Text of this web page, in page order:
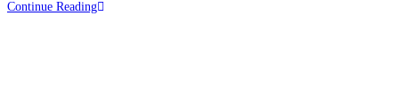
Continue Reading8